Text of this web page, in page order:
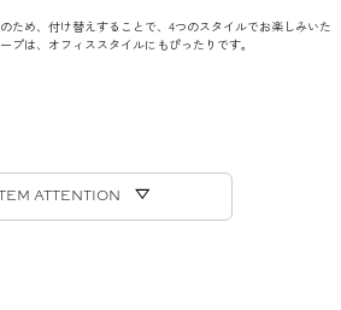
ため、付け替えすることで、4つのスタイルでお楽しみいた
プは、オフィススタイルにもぴったりです。
ATTENTION ▽